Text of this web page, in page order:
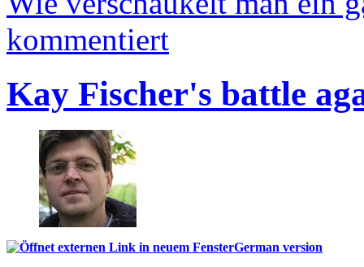
kommentiert
Kay Fischer's battle
German version